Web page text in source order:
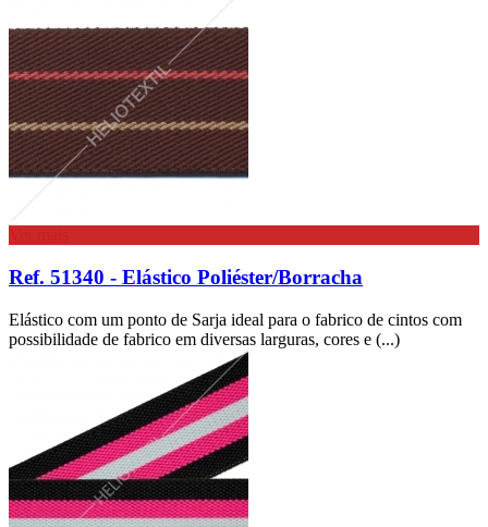
Ref. 51340 - Elástico Poliéster/Borracha
Elástico com um ponto de Sarja ideal para o fabrico de cintos com
possibilidade de fabrico em diversas larguras, cores e (...)